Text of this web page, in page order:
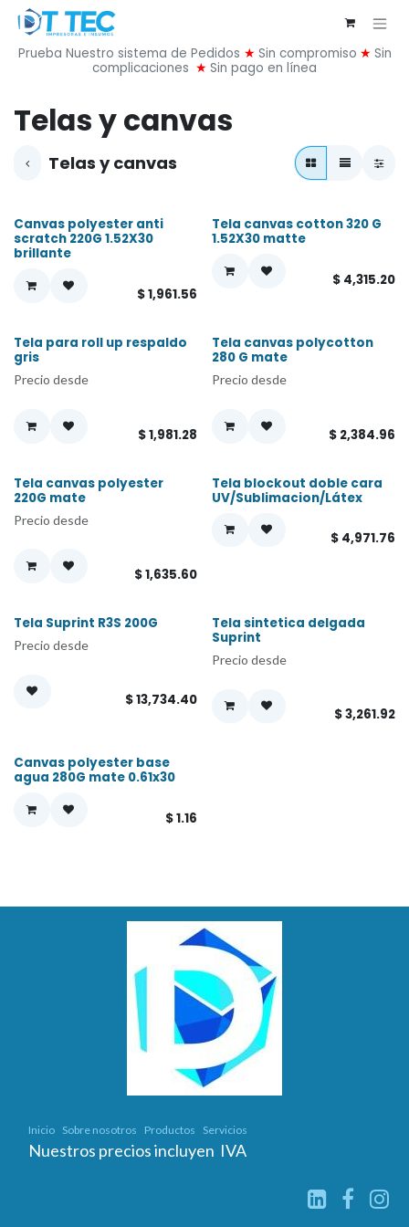
Ir al contenido
Prueba Nuestro sistema de Pedidos ★ Sin compromiso ★ Sin
complicaciones ★ Sin pago en línea
Telas y canvas
Telas y canvas
Canvas polyester anti
scratch 220G 1.52X30
brillante
$1,961.56
Tela canvas cotton 320 G
1.52X30 matte
$ 4,315.20
Tela para roll up respaldo
gris
Precio desde
$1,981.28
Tela canvas polycotton
280 G mate
Precio desde
$ 2,384.96
Tela canvas polyester
220G mate
Precio desde
$1,635.60
Tela blockout doble cara
UV/Sublimacion/Látex
$ 4,971.76
Tela Suprint R3S 200G
Precio desde
$13,734.40
Tela sintetica delgada
Suprint
Precio desde
$3,261.92
¡Nuevo!
Canvas polyester base
agua 280G mate 0.61x30
$1.16
Inicio Sobre nosotros Productos Servicios
Nuestros precios incluyen IVA